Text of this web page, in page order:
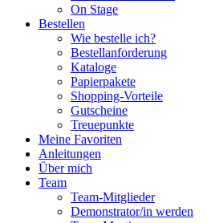
On Stage
Bestellen
Wie bestelle ich?
Bestellanforderung
Kataloge
Papierpakete
Shopping-Vorteile
Gutscheine
Treuepunkte
Meine Favoriten
Anleitungen
Über mich
Team
Team-Mitglieder
Demonstrator/in werden